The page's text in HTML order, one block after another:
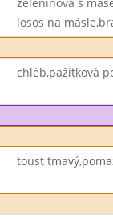
losos na
chléb,pažitková
toust